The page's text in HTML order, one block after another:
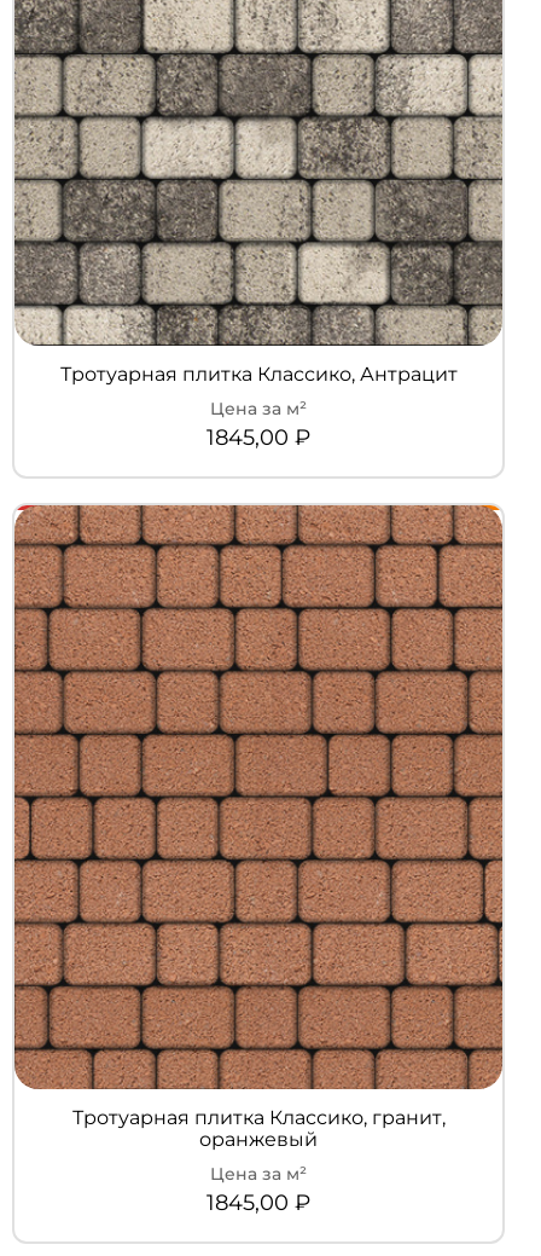
Тротуарная плитка Классико, Антрацит
1845,00 ₽
Тротуарная плитка Классико, гранит,
оранжевый
1845,00 ₽